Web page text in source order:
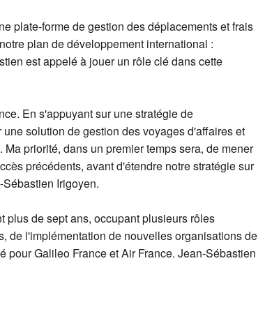
plate-forme de gestion des déplacements et frais
plan de développement international :
est appelé à jouer un rôle clé dans cette
En s'appuyant sur une stratégie de
solution de gestion des voyages d'affaires et
priorité, dans un premier temps sera, de mener
précédents, avant d'étendre notre stratégie sur
Irigoyen.
plus de sept ans, occupant plusieurs rôles
de l'implémentation de nouvelles organisations de
Galileo France et Air France. Jean-Sébastien